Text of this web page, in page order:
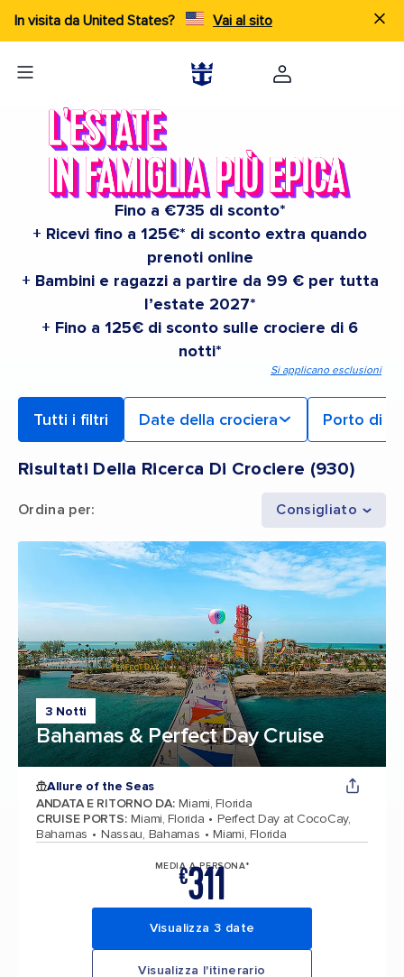
In visita da United States? Vai al sito
Fino a €735 di sconto*
+ Ricevi fino a 125€* di sconto extra quando
prenoti online
+ Bambini e ragazzi a partire da 99 € per tutta
l’estate 2027*
+ Fino a 125€ di sconto sulle crociere di 6
notti*
Si applicano esclusioni
Tutti i filtri Date della crociera Porto di
Risultati Della Ricerca Di Crociere (930)
Ordina per: Consigliato
3 Notti
Bahamas & Perfect Day Cruise
Allure of the Seas
ANDATA E RITORNO DA: Miami, Florida
CRUISE PORTS: Miami, Florida
Perfect Day at CocoCay,
Bahamas
Nassau, Bahamas Miami, Florida
MEDIA A PERSONA*
€311
Visualizza 3 date
Visualizza l'itinerario